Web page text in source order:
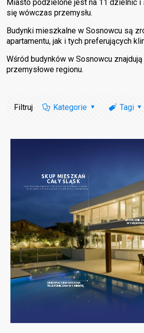
Miasto podzielone jest na 11 dzielnic i
się wówczas przemysłu.
Budynki mieszkalne w Sosnowcu są
apartamentu, jak i tych preferujących
Wśród budynków w Sosnowcu
przemysłowe regionu.
Filtruj Kategorie Tagi
SKUP MIESZKAŃ
CAŁY ŚLĄSK
SKUP MIESZKAŃ NAWET W 3 DNI W WOJEWÓDZTWACH: ŚLĄSKIM,
OPOLSKIM I DOLNOŚLĄSKIM, Z PŁATNOŚCIĄ U NOTARIUSZA
ORIENTACYJNA WYCENA
TELEFONICZNA W 1 MINUTĘ
SPOTKANIE I
W CIĄGU